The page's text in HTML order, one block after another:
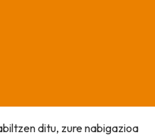
ditu, zure nabigazioa